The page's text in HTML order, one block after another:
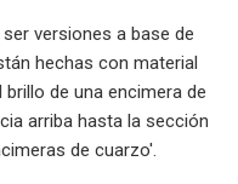
versiones a base de
hechas con material
de una encimera de
arriba hasta la sección
de cuarzo'.